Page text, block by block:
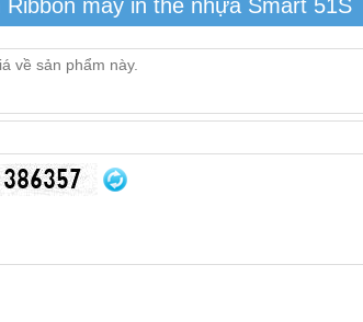
máy in thẻ nhựa Smart 51S